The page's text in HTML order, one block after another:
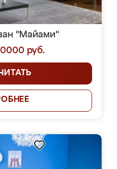
"Майами"
руб.